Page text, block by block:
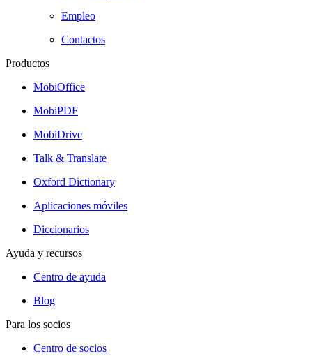
Empleo
Contactos
Productos
MobiOffice
MobiPDF
MobiDrive
Talk & Translate
Oxford Dictionary
Aplicaciones móviles
Diccionarios
Ayuda y recursos
Centro de ayuda
Blog
Para los socios
Centro de socios